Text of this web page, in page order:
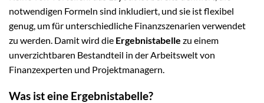
notwendigen Formeln sind inkludiert, und sie ist flexibel
genug, um für unterschiedliche Finanzszenarien verwendet
zu werden. Damit wird die Ergebnistabelle zu einem
unverzichtbaren Bestandteil in der Arbeitswelt von
Finanzexperten und Projektmanagern.
Was ist eine Ergebnistabelle?